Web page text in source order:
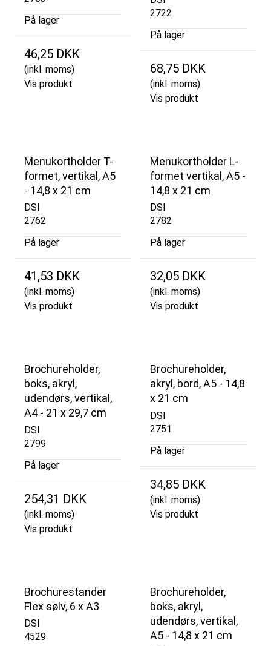
På lager
46,25 DKK
(inkl. moms)
Vis produkt
2722
På lager
68,75 DKK
(inkl. moms)
Vis produkt
Menukortholder T-
formet, vertikal, A5
- 14,8 x 21 cm
DSI
2762
På lager
41,53 DKK
(inkl. moms)
Vis produkt
Menukortholder L-
formet vertikal, A5 -
14,8 x 21 cm
DSI
2782
På lager
32,05 DKK
(inkl. moms)
Vis produkt
Brochureholder,
boks, akryl,
udendørs, vertikal,
A4 - 21 x 29,7 cm
DSI
2799
På lager
254,31 DKK
(inkl. moms)
Vis produkt
Brochureholder,
akryl, bord, A5 - 14,8
x 21 cm
DSI
2751
På lager
34,85 DKK
(inkl. moms)
Vis produkt
Brochurestander
Flex sølv, 6 x A3
DSI
4529
Brochureholder,
boks, akryl,
udendørs, vertikal,
A5 - 14,8 x 21 cm